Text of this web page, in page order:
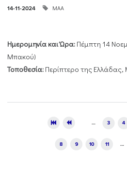
14-11-2024 ΜΑΑ
Ημερομηνία και Ώρα: Πέμπτη 14
Μπακού)
Τοποθεσία: Περίπτερο της Ελλάδας,
… 3 4
8 9 10 11 …